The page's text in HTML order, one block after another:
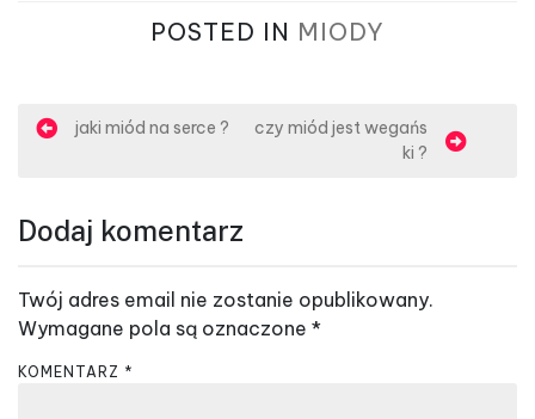
POSTED IN MIODY
N
i
a
c
j
jaki miód na serce ?
czy miód jest wegańs
ki ?
Dodaj komentarz
Twój adres email nie zostanie opublikowany.
Wymagane pola są oznaczone *
KOMENTARZ *